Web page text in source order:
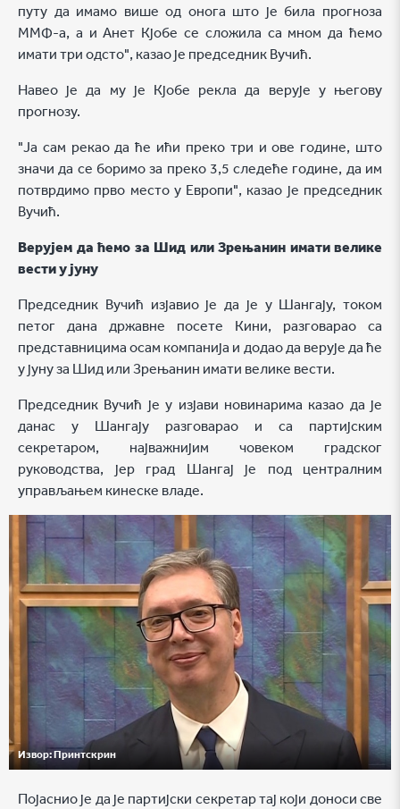
путу да имамо више од онога што је била прогноза
ММФ-а, а и Анет Кјобе се сложила са мном да ћемо
имати три одсто", казао је председник Вучић.
Навео је да му је Кјобе рекла да верује у његову
прогнозу.
"Ја сам рекао да ће ићи преко три и ове године, што
значи да се боримо за преко 3,5 следеће године, да им
потврдимо прво место у Европи", казао је председник
Вучић.
Верујем да ћемо за Шид или Зрењанин имати велике
вести у јуну
Председник Вучић изјавио је да је у Шангају, током
петог дана државне посете Кини, разговарао са
представницима осам компанија и додао да верује да ће
у јуну за Шид или Зрењанин имати велике вести.
Председник Вучић је у изјави новинарима казао да је
данас у Шангају разговарао и са партијским
секретаром, најважнијим човеком градског
руководства, јер град Шангај је под централним
управљањем кинеске владе.
Извор:Принтскрин
Појаснио је да је партијски секретар тај који доноси све